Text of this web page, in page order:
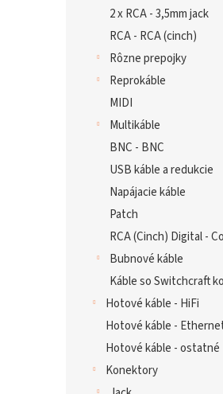
2 x RCA - 3,5mm jack
RCA - RCA (cinch)
Rôzne prepojky
Reprokáble
MIDI
Multikáble
BNC - BNC
USB káble a redukcie
Napájacie káble
Patch
RCA (Cinch) Digital -
Bubnové káble
Káble so Switchcraft
Hotové káble - HiFi
Hotové káble -
Hotové káble - ostatné
Konektory